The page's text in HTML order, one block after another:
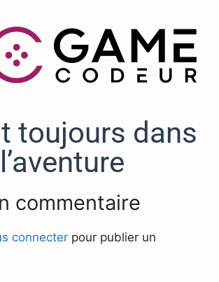
toujours dans
l’aventure
commentaire
connecter pour publier un